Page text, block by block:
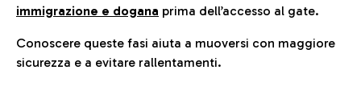
immigrazione e dogana prima dell’accesso al gate.
Conoscere queste fasi aiuta a muoversi con maggiore
sicurezza e a evitare rallentamenti.